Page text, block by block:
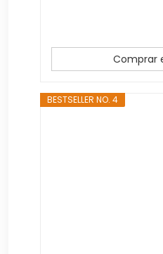
Comprar
BESTSELLER NO. 4